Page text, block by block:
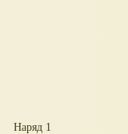
Наряд 1